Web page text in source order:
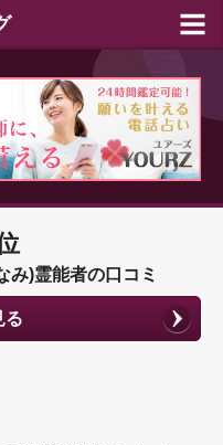
み)霊能者の口コミ
る